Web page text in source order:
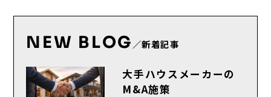
NEW BLOG ／新着記事
大手ハウスメーカーの
M&A施策